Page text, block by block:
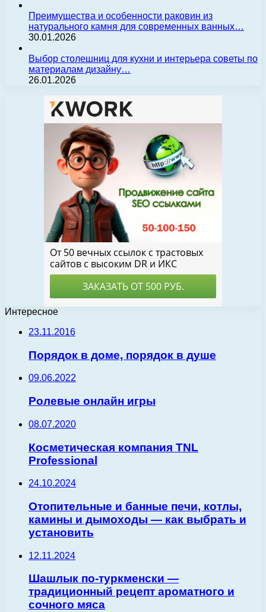
Преимущества и особенности раковин из
натурального камня для современных ванных…
30.01.2026
Выбор столешниц для кухни и интерьера советы по
материалам дизайну…
26.01.2026
Интересное
23.11.2016
Порядок в доме, порядок в душе
09.06.2022
Ролевые онлайн игры
08.07.2020
Косметическая компания TNL
Professional
24.10.2024
Отопительные и банные печи, котлы,
камины и дымоходы — как выбрать и
установить
12.11.2024
Шашлык по-туркменски —
традиционный рецепт ароматного и
сочного мяса